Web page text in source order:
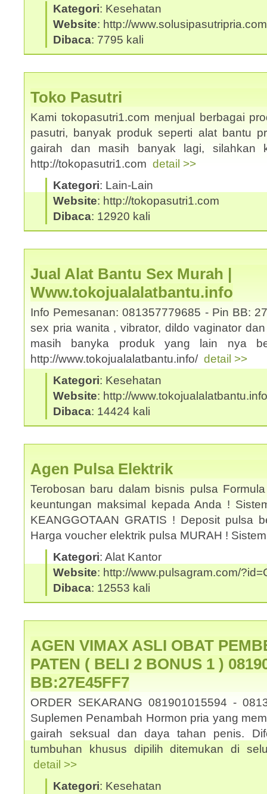
Kategori: Kesehatan
Website: http://www.solusipasutripria.com
Dibaca: 7795 kali
Toko Pasutri
Kami tokopasutri1.com menjual berbagai
pasutri, banyak produk seperti alat bantu
gairah dan masih banyak lagi, silahkan
http://tokopasutri1.com detail >>
Kategori: Lain-Lain
Website: http://tokopasutri1.com
Dibaca: 12920 kali
Jual Alat Bantu Sex Murah |
Www.tokojualalatbantu.info
Info Pemesanan: 081357779685 - Pin BB:
sex pria wanita , vibrator, dildo vaginator
masih banyka produk yang lain nya
http://www.tokojualalatbantu.info/ detail >>
Kategori: Kesehatan
Website: http://www.tokojualalatbantu.info
Dibaca: 14424 kali
Agen Pulsa Elektrik
Terobosan baru dalam bisnis pulsa
keuntungan maksimal kepada Anda !
KEANGGOTAAN GRATIS ! Deposit pulsa
Harga voucher elektrik pulsa MURAH !
Kategori: Alat Kantor
Website: http://www.pulsagram.com/
Dibaca: 12553 kali
AGEN VIMAX ASLI OBAT
PATEN ( BELI 2 BONUS 1 )
BB:27E45FF7
ORDER SEKARANG 081901015594 -
Suplemen Penambah Hormon pria yang
gairah seksual dan daya tahan penis.
tumbuhan khusus dipilih ditemukan di
detail >>
Kategori: Kesehatan